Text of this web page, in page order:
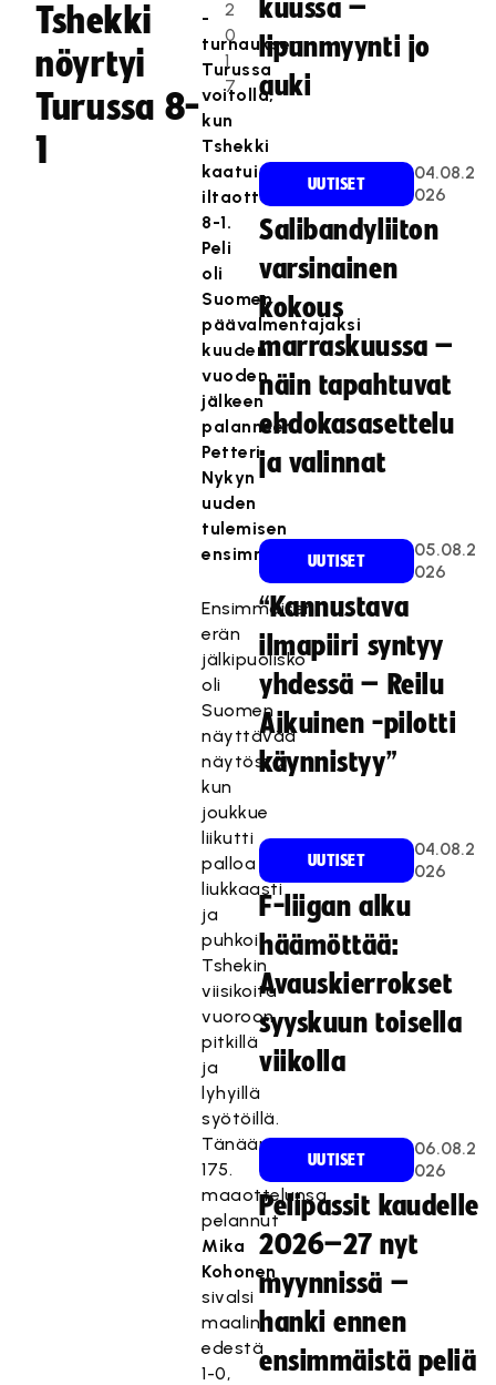
Tshekki
nöyrtyi
Turussa 8-
1
2
0
1
7
-
turnauksen
Turussa
voitolla,
kun
Tshekki
kaatui
iltaottelussa
8-1.
Peli
oli
Suomen
päävalmentajaksi
kuuden
vuoden
jälkeen
palanneen
Petteri
Nykyn
uuden
tulemisen
ensimmäinen.
Ensimmäisen
erän
jälkipuolisko
oli
Suomen
näyttävää
näytöstä,
kun
joukkue
liikutti
palloa
liukkaasti
ja
puhkoi
Tshekin
viisikoita
vuoroon
pitkillä
ja
lyhyillä
syötöillä.
Tänään
175.
maaottelunsa
pelannut
Mika
Kohonen
sivalsi
maalin
edestä
1-0,
kuussa –
lipunmyynti jo
auki
UUTISET
04.08.2
026
Salibandyliiton
varsinainen
kokous
marraskuussa –
näin tapahtuvat
ehdokasasettelu
ja valinnat
UUTISET
05.08.2
026
“Kannustava
ilmapiiri syntyy
yhdessä – Reilu
Aikuinen -pilotti
käynnistyy”
UUTISET
04.08.2
026
F-liigan alku
häämöttää:
Avauskierrokset
syyskuun toisella
viikolla
UUTISET
06.08.2
026
Pelipassit kaudelle
2026–27 nyt
myynnissä –
hanki ennen
ensimmäistä peliä